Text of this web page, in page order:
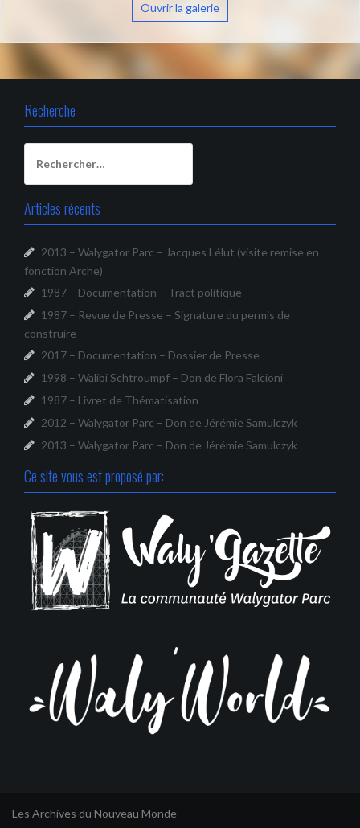
Ouvrir la galerie
Recherche
Articles récents
2013 – Walygator Parc – Jacques Lélut (visite remise en
fonction Arche)
1987 – Documentation – Tract politique
1987 – Revue de Presse – Signature du permis de
construire
2017 – Documentation – Dossier de Presse
1998 – Walibi Schtroumpf – Don de Flora Falcioni
1987 – Livret de Thématisation
2012 – Walygator Parc – Don de Jérémie Samulczyk
2013 – Walygator Parc – Don de Jérémie Samulczyk
Ce site vous est proposé par: